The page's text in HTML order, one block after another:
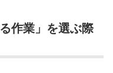
作業」を選ぶ際